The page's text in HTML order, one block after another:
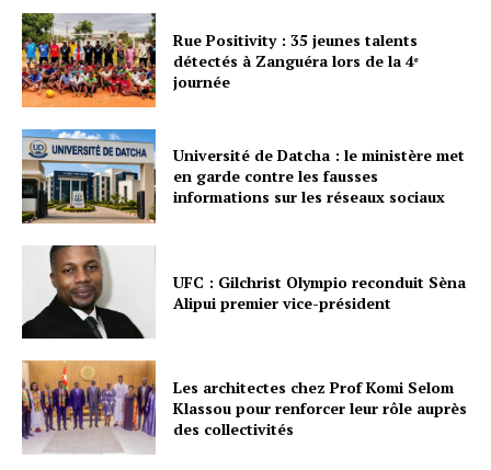
Rue Positivity : 35 jeunes talents
détectés à Zanguéra lors de la 4ᵉ
journée
Université de Datcha : le ministère met
en garde contre les fausses
informations sur les réseaux sociaux
UFC : Gilchrist Olympio reconduit Sèna
Alipui premier vice-président
Les architectes chez Prof Komi Selom
Klassou pour renforcer leur rôle auprès
des collectivités